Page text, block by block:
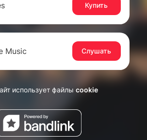
Купить
Music Слушать
использует файлы cookie